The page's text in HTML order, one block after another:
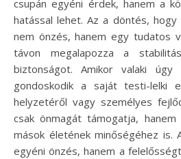
csupán egyéni érdek, hanem a
hatással lehet. Az a döntés, hogy
nem önzés, hanem egy tudatos
távon megalapozza a
biztonságot. Amikor valaki
gondoskodik a saját testi-lelki
helyzetéről vagy személyes
csak önmagát támogatja,
mások életének minőségéhez is.
egyéni önzés, hanem a